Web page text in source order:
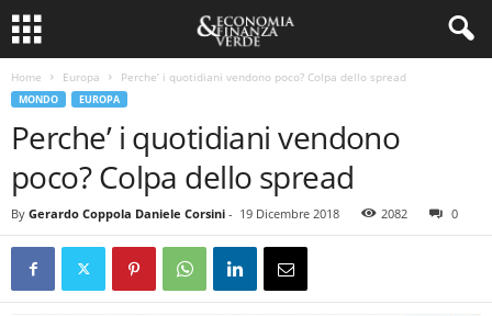
Home Europa Perche’ i quotidiani vendono poco? Colpa dello spread
MONDO EUROPA
Perche’ i quotidiani vendono
poco? Colpa dello spread
By Gerardo Coppola Daniele Corsini - 19 Dicembre 2018 2082 0